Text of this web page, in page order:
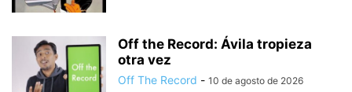
Off the Record: Ávila tropieza
otra vez
Off The Record - 10 de agosto de 2026